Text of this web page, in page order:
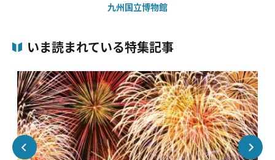
九州国立博物館
いま読まれている特集記事